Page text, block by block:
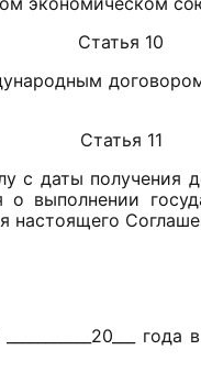
Статья 10
Статья 11
с даты получения
выполнении
настоящего
___________20___